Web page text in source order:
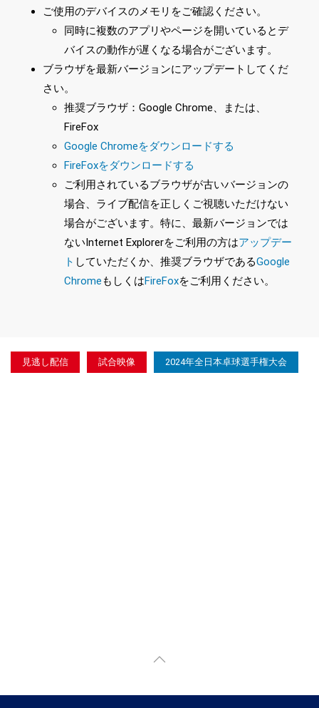
ご使用のデバイスのメモリをご確認ください。
同時に複数のアプリやページを開いているとデ
バイスの動作が遅くなる場合がございます。
ブラウザを最新バージョンにアップデートしてくだ
さい。
推奨ブラウザ：Google Chrome、または、
FireFox
Google Chromeをダウンロードする
FireFoxをダウンロードする
ご利用されているブラウザが古いバージョンの
場合、ライブ配信を正しくご視聴いただけない
場合がございます。特に、最新バージョンでは
ないInternet Explorerをご利用の方はアップデー
ト していただくか、推奨ブラウザであるGoogle
ChromeもしくはFireFoxをご利用ください。
見逃し配信 試合映像 2024年全日本卓球選手権大会